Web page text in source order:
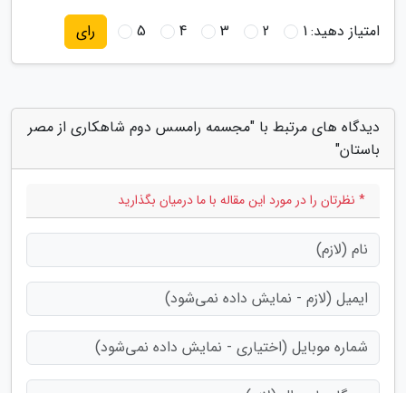
امتیاز دهید:1
2
3
4
5 رای
دیدگاه های مرتبط با "مجسمه رامسس دوم شاهکاری از مصر
باستان"
* نظرتان را در مورد این مقاله با ما درمیان بگذارید